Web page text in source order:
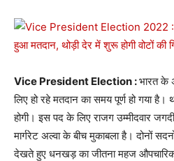
Vice President Election :भारत के
लिए हो रहे मतदान का समय पूर्ण हो गया है।
होगी। इस पद के लिए राजग उम्मीदवार
मार्गरेट अल्वा के बीच मुकाबला है। दोनों
देखते हुए धनखड़ का जीतना महज